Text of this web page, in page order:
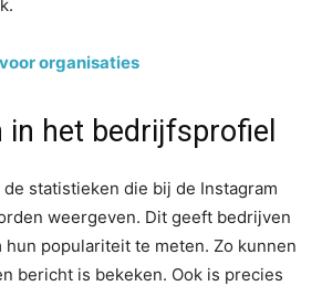
organisaties
in het bedrijfsprofiel
statistieken die bij de Instagram
weergeven. Dit geeft bedrijven
populariteit te meten. Zo kunnen
bericht is bekeken. Ook is precies